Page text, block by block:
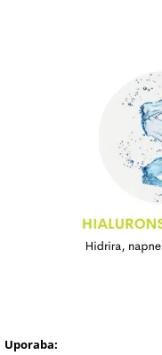
Uporaba: